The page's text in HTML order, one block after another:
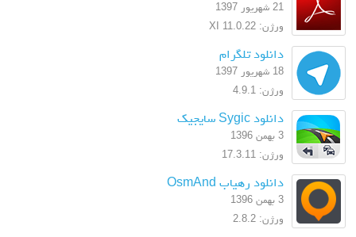
21 شهریور 1397
ورژن: XI 11.0.22
دانلود تلگرام
18 شهریور 1397
ورژن: 4.9.1
دانلود Sygic سایجیک
3 بهمن 1396
ورژن: 17.3.11
دانلود رهیاب OsmAnd
3 بهمن 1396
ورژن: 2.8.2